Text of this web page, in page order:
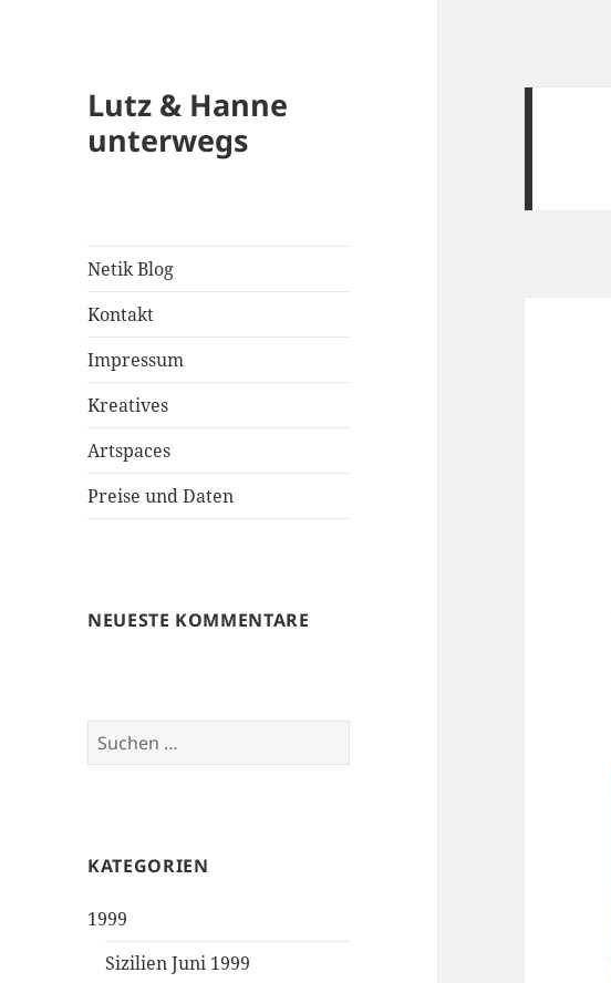
Lutz & Hanne
unterwegs
Netik Blog
Kontakt
Impressum
Kreatives
Artspaces
Preise und Daten
NEUESTE KOMMENTARE
Suchen
nach:
KATEGORIEN
1999
Sizilien Juni 1999